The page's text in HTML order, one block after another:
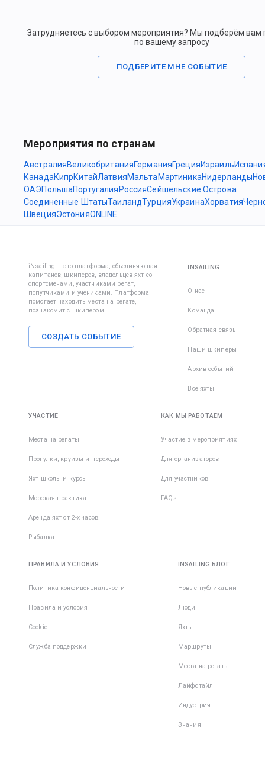
Затрудняетесь с выбором мероприятия? Мы подберём вам
по вашему запросу
ПОДБЕРИТЕ МНЕ СОБЫТИЕ
Мероприятия по странам
АвстралияВеликобританияГерманияГрецияИзраиль
КанадаКипрКитайЛатвияМальта МартиникаНидерланды
ОАЭПольшаПортугалия РоссияСейшельские Острова
Соединенные ШтатыТаиландТурцияУкраинаХорватия
ШвецияЭстонияONLINE
iNsailing – это платформа, объединяющая
капитанов, шкиперов, владельцев яхт со
спортсменами, участниками регат,
попутчиками и учениками. Платформа
помогает находить места на регате,
познакомит с шкипером.
СОЗДАТЬ СОБЫТИЕ
INSAILING
О нас
Команда
Обратная связь
Наши шкиперы
Архив событий
Все яхты
УЧАСТИЕ
Места на регаты
Прогулки, круизы и переходы
Яхт школы и курсы
Морская практика
Аренда яхт от 2-х часов!
Рыбалка
КАК МЫ РАБОТАЕМ
Участие в мероприятиях
Для организаторов
Для участников
FAQs
ПРАВИЛА И УСЛОВИЯ
Политика конфиденциальности
Правила и условия
Cookie
Служба поддержки
INSAILING БЛОГ
Новые публикации
Люди
Яхты
Маршруты
Места на регаты
Лайфстайл
Индустрия
Знания